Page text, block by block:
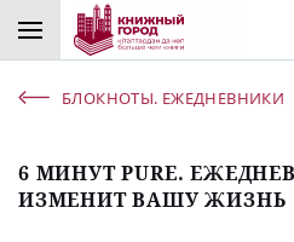
БЛОКНОТЫ. ЕЖЕДНЕВНИКИ
6 МИНУТ PURE.
ИЗМЕНИТ ВАШУ ЖИЗНЬ